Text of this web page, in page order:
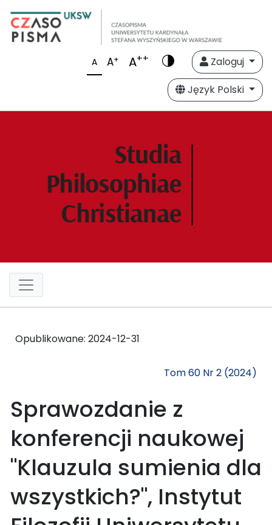
A A+ A++
Zaloguj
Język Polski
Opublikowane: 2024-12-31
Tom 60 Nr 2 (2024)
Sprawozdanie z
konferencji naukowej
"Klauzula sumienia dla
wszystkich?", Instytut